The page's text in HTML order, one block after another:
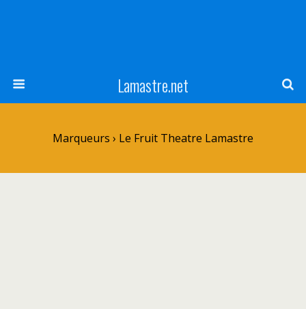
Lamastre.net
Marqueurs › Le Fruit Theatre Lamastre